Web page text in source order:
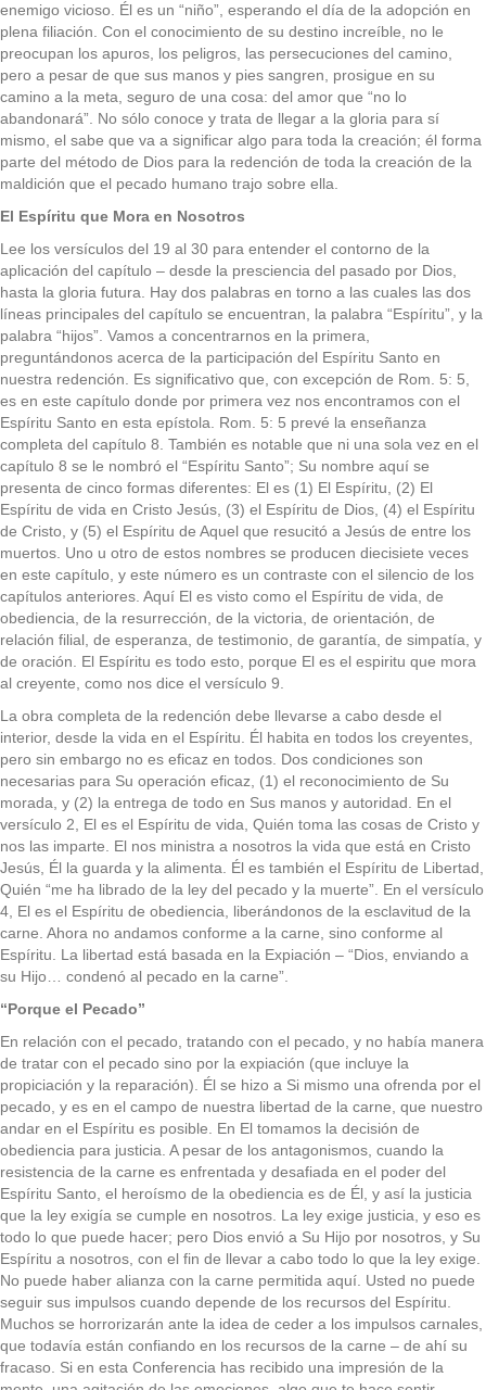
enemigo vicioso. Él es un “niño”, esperando el día de la adopción en
plena filiación. Con el conocimiento de su destino increíble, no le
preocupan los apuros, los peligros, las persecuciones del camino,
pero a pesar de que sus manos y pies sangren, prosigue en su
camino a la meta, seguro de una cosa: del amor que “no lo
abandonará”. No sólo conoce y trata de llegar a la gloria para sí
mismo, el sabe que va a significar algo para toda la creación; él forma
parte del método de Dios para la redención de toda la creación de la
maldición que el pecado humano trajo sobre ella.
El Espíritu que Mora en Nosotros
Lee los versículos del 19 al 30 para entender el contorno de la
aplicación del capítulo – desde la presciencia del pasado por Dios,
hasta la gloria futura. Hay dos palabras en torno a las cuales las dos
líneas principales del capítulo se encuentran, la palabra “Espíritu”, y la
palabra “hijos”. Vamos a concentrarnos en la primera,
preguntándonos acerca de la participación del Espíritu Santo en
nuestra redención. Es significativo que, con excepción de Rom. 5: 5,
es en este capítulo donde por primera vez nos encontramos con el
Espíritu Santo en esta epístola. Rom. 5: 5 prevé la enseñanza
completa del capítulo 8. También es notable que ni una sola vez en el
capítulo 8 se le nombró el “Espíritu Santo”; Su nombre aquí se
presenta de cinco formas diferentes: El es (1) El Espíritu, (2) El
Espíritu de vida en Cristo Jesús, (3) el Espíritu de Dios, (4) el Espíritu
de Cristo, y (5) el Espíritu de Aquel que resucitó a Jesús de entre los
muertos. Uno u otro de estos nombres se producen diecisiete veces
en este capítulo, y este número es un contraste con el silencio de los
capítulos anteriores. Aquí El es visto como el Espíritu de vida, de
obediencia, de la resurrección, de la victoria, de orientación, de
relación filial, de esperanza, de testimonio, de garantía, de simpatía, y
de oración. El Espíritu es todo esto, porque El es el espiritu que mora
al creyente, como nos dice el versículo 9.
La obra completa de la redención debe llevarse a cabo desde el
interior, desde la vida en el Espíritu. Él habita en todos los creyentes,
pero sin embargo no es eficaz en todos. Dos condiciones son
necesarias para Su operación eficaz, (1) el reconocimiento de Su
morada, y (2) la entrega de todo en Sus manos y autoridad. En el
versículo 2, El es el Espíritu de vida, Quién toma las cosas de Cristo y
nos las imparte. El nos ministra a nosotros la vida que está en Cristo
Jesús, Él la guarda y la alimenta. Él es también el Espíritu de Libertad,
Quién “me ha librado de la ley del pecado y la muerte”. En el versículo
4, El es el Espíritu de obediencia, liberándonos de la esclavitud de la
carne. Ahora no andamos conforme a la carne, sino conforme al
Espíritu. La libertad está basada en la Expiación – “Dios, enviando a
su Hijo… condenó al pecado en la carne”.
“Porque el Pecado”
En relación con el pecado, tratando con el pecado, y no había manera
de tratar con el pecado sino por la expiación (que incluye la
propiciación y la reparación). Él se hizo a Si mismo una ofrenda por el
pecado, y es en el campo de nuestra libertad de la carne, que nuestro
andar en el Espíritu es posible. En El tomamos la decisión de
obediencia para justicia. A pesar de los antagonismos, cuando la
resistencia de la carne es enfrentada y desafiada en el poder del
Espíritu Santo, el heroísmo de la obediencia es de Él, y así la justicia
que la ley exigía se cumple en nosotros. La ley exige justicia, y eso es
todo lo que puede hacer; pero Dios envió a Su Hijo por nosotros, y Su
Espíritu a nosotros, con el fin de llevar a cabo todo lo que la ley exige.
No puede haber alianza con la carne permitida aquí. Usted no puede
seguir sus impulsos cuando depende de los recursos del Espíritu.
Muchos se horrorizarán ante la idea de ceder a los impulsos carnales,
que todavía están confiando en los recursos de la carne – de ahí su
fracaso. Si en esta Conferencia has recibido una impresión de la